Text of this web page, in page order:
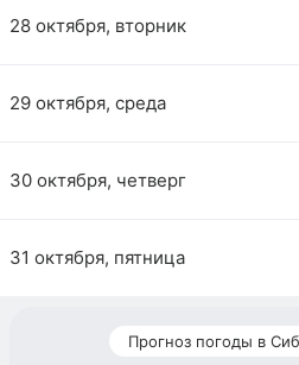
28 октября, вторник
29 октября, среда
30 октября, четверг
31 октября, пятница
Прогноз погоды в